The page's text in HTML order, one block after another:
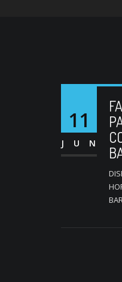
11
JUN